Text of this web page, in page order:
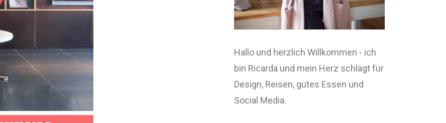
Hallo und herzlich Willkommen - ich
bin Ricarda und mein Herz schlägt für
Design, Reisen, gutes Essen und
Social Media.